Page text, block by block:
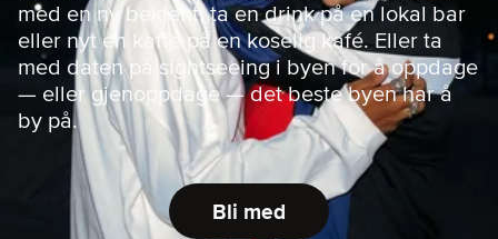
med en ny bekjent, ta en drink på en lokal bar
eller nyt en kaffe på en koselig kafé. Eller ta
med daten på sightseeing i byen for å oppdage
— eller gjenoppdage — det beste byen har å
by på.
Bli med